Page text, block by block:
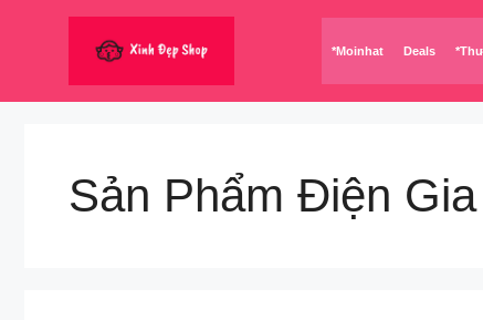
*Moinhat Deals
Sản Phẩm Điện